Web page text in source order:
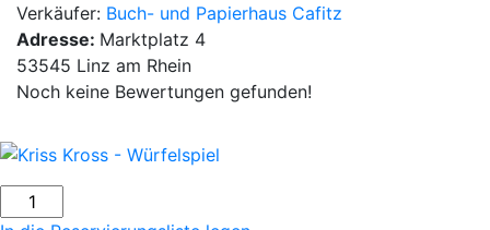
Verkäufer: Buch- und Papierhaus Cafitz
Adresse: Marktplatz 4
53545 Linz am Rhein
Noch keine Bewertungen gefunden!
Kriss
Kross